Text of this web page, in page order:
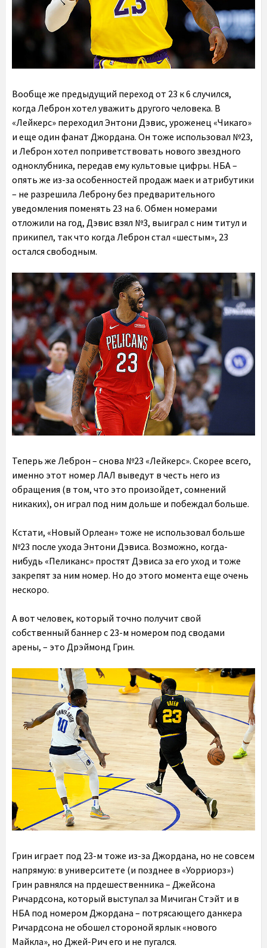
Вообще же предыдущий переход от 23 к 6 случился,
когда Леброн хотел уважить другого человека. В
«Лейкерс» переходил Энтони Дэвис, уроженец «Чикаго»
и еще один фанат Джордана. Он тоже использовал №23,
и Леброн хотел поприветствовать нового звездного
одноклубника, передав ему культовые цифры. НБА –
опять же из-за особенностей продаж маек и атрибутики
– не разрешила Леброну без предварительного
уведомления поменять 23 на 6. Обмен номерами
отложили на год, Дэвис взял №3, выиграл с ним титул и
прикипел, так что когда Леброн стал «шестым», 23
остался свободным.
Теперь же Леброн – снова №23 «Лейкерс». Скорее всего,
именно этот номер ЛАЛ выведут в честь него из
обращения (в том, что это произойдет, сомнений
никаких), он играл под ним дольше и побеждал больше.
Кстати, «Новый Орлеан» тоже не использовал больше
№23 после ухода Энтони Дэвиса. Возможно, когда-
нибудь «Пеликанс» простят Дэвиса за его уход и тоже
закрепят за ним номер. Но до этого момента еще очень
нескоро.
А вот человек, который точно получит свой
собственный баннер с 23-м номером под сводами
арены, – это Дрэймонд Грин.
Грин играет под 23-м тоже из-за Джордана, но не совсем
напрямую: в университете (и позднее в «Уорриорз»)
Грин равнялся на прдешественника – Джейсона
Ричардсона, который выступал за Мичиган Стэйт и в
НБА под номером Джордана – потрясающего данкера
Ричардсона не обошел стороной ярлык «нового
Майкла», но Джей-Рич его и не пугался.